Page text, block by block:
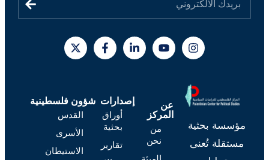
مؤسسة بحثية
مستقلة تُعنى
عن
المركز
من
نحن
إصدارات
أوراق
بحثية
تقارير
شؤون فلسطينية
القدس
الأسرى
الاستيطان